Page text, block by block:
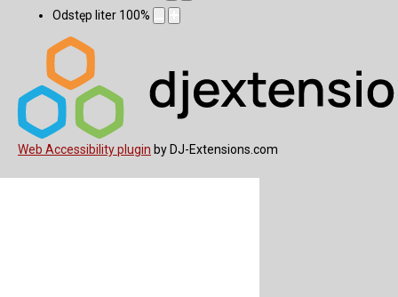
Odstęp liter 100%
Web Accessibility plugin by DJ-Extensions.com